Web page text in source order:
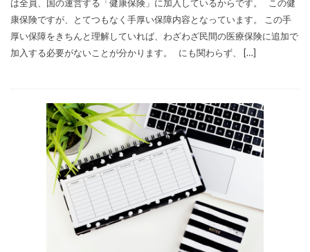
は全員、国の運営する「健康保険」に加入しているからです。 この健
康保険ですが、とてつもなく手厚い保障内容となっています。 この手
厚い保障をきちんと理解していれば、わざわざ民間の医療保険に追加で
加入する必要がないことが分かります。 にも関わらず、 […]